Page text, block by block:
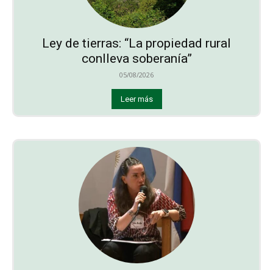
Ley de tierras: “La propiedad rural
conlleva soberanía”
05/08/2026
Leer más